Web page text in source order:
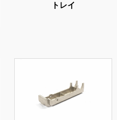
トレイ